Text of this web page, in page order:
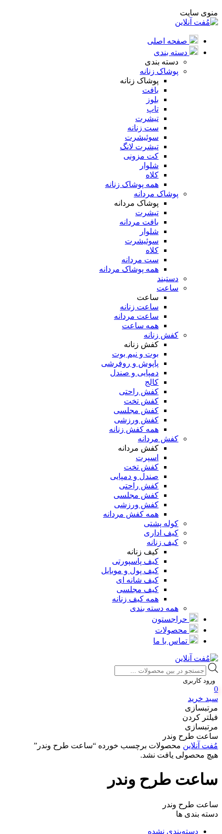
منوی سایت
صفحه اصلی
دسته بندی
دسته بندی
پوشاک زنانه
پوشاک زنانه
بافت
بلوز
تاپ
تیشرت
ست زنانه
سوئیشرت
تیشرت لانگ
کت مزونی
شلوار
کلاه
همه پوشاک زنانه
پوشاک مردانه
پوشاک مردانه
تیشرت
بافت مردانه
شلوار
سوئیشرت
کلاه
ست مردانه
همه پوشاک مردانه
دستبند
ساعت
ساعت
ساعت زنانه
ساعت مردانه
همه ساعت
کفش زنانه
کفش زنانه
بوت و نیم بوت
پاپوش و روفرشی
دمپایی و صندل
کالج
کفش راحتی
کفش تخت
کفش مجلسی
کفش ورزشی
همه کفش زنانه
کفش مردانه
کفش مردانه
اسپرت
کفش تخت
صندل و دمپایی
کفش راحتی
کفش مجلسی
کفش ورزشی
همه کفش مردانه
کوله پشتی
کیف اداری
کیف زنانه
کیف زنانه
کیف پاسپورتی
کیف پول و موبایل
کیف شانه ای
کیف مجلسی
همه کیف زنانه
همه دسته بندی
حراجستون
محصولات
تماس با ما
Products
search
ورود کاربری
0
سبد خرید
مرتبسازی
فیلتر کردن
مرتبسازی
ساعت طرح وندر
مُفت آنلاین محصولات برچسب خورده “ساعت طرح وندر”
هیچ محصولی یافت نشد.
ساعت طرح وندر
ساعت طرح وندر
دسته بندی ها
دسته‌بندی نشده